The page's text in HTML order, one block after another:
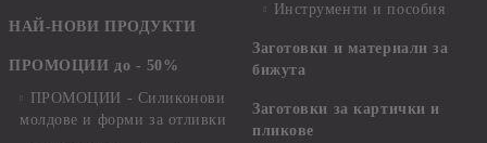
НАЙ-НОВИ ПРОДУКТИ
ПРОМОЦИИ до - 50%
ПРОМОЦИИ - Силиконови
молдове и форми за отливки
Инструменти и пособия
Заготовки и материали за
бижута
Заготовки за картички и
пликове